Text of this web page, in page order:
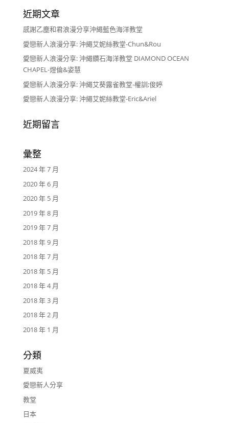
近期文章
感謝乙塵和君浪漫分享沖繩藍色海洋教堂
愛戀新人浪漫分享: 沖繩艾妮絲教堂-Chun&Rou
愛戀新人浪漫分享: 沖繩鑽石海洋教堂 DIAMOND OCEAN
CHAPEL-煜倫&姿慧
愛戀新人浪漫分享: 沖繩艾葵露雀教堂-權訓;俊婷
愛戀新人浪漫分享: 沖繩艾妮絲教堂-Eric&Ariel
近期留言
彙整
2024 年 7 月
2020 年 6 月
2020 年 5 月
2019 年 8 月
2019 年 7 月
2018 年 9 月
2018 年 7 月
2018 年 5 月
2018 年 4 月
2018 年 3 月
2018 年 2 月
2018 年 1 月
分類
夏威夷
愛戀新人分享
教堂
日本